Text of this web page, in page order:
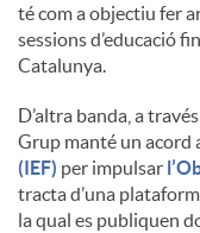
t
s
té com a objectiu fer
sessions d’educació
Catalunya.
D’altra banda, a
Grup manté un acord
(IEF) per impulsar
tracta d’una
la qual es publiquen